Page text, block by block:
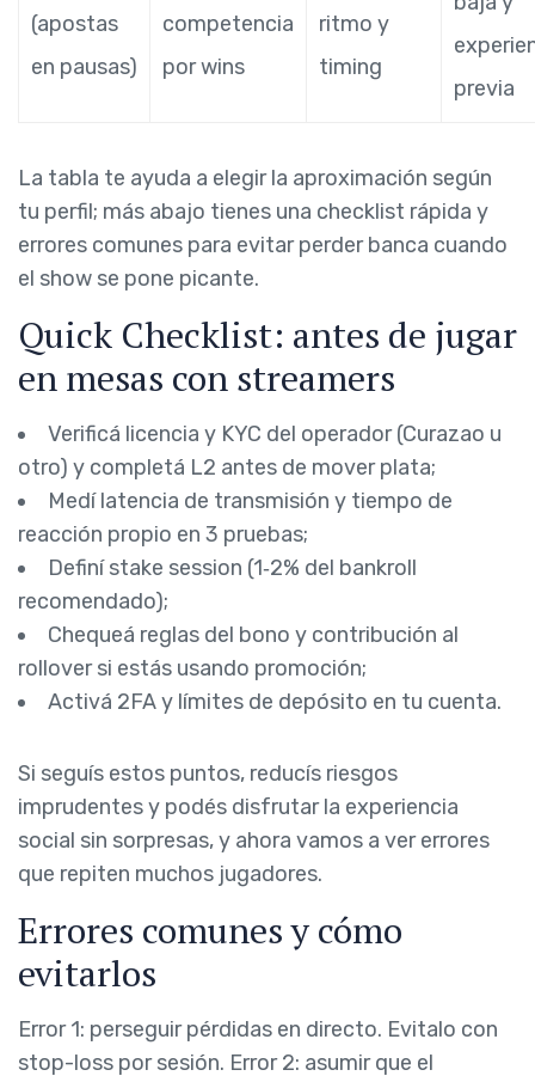
(apostas
en pausas)
competencia
por wins
ritmo y
timing
previa
La tabla te ayuda a elegir la aproximación según
tu perfil; más abajo tienes una checklist rápida y
errores comunes para evitar perder banca cuando
el show se pone picante.
Quick Checklist: antes de jugar
en mesas con streamers
Verificá licencia y KYC del operador (Curazao u
otro) y completá L2 antes de mover plata;
Medí latencia de transmisión y tiempo de
reacción propio en 3 pruebas;
Definí stake session (1‑2% del bankroll
recomendado);
Chequeá reglas del bono y contribución al
rollover si estás usando promoción;
Activá 2FA y límites de depósito en tu cuenta.
Si seguís estos puntos, reducís riesgos
imprudentes y podés disfrutar la experiencia
social sin sorpresas, y ahora vamos a ver errores
que repiten muchos jugadores.
Errores comunes y cómo
evitarlos
Error 1: perseguir pérdidas en directo. Evitalo con
stop-loss por sesión. Error 2: asumir que el